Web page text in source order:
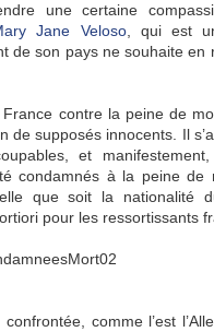
une certaine
Jane Veloso, qui est
de son pays ne souhaite en
contre la peine de
de supposés innocents. Il
et manifestement,
condamnés à la peine de
que soit la nationalité
pour les ressortissants
comme l’est